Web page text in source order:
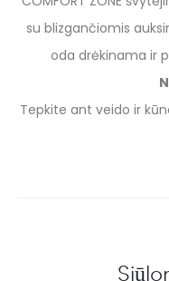
su blizgančiomis
oda drėkinama ir
Tepkite ant veido ir